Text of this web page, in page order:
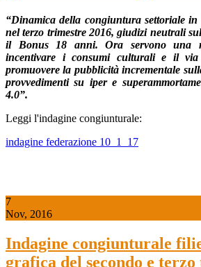
“Dinamica della congiuntura settoriale in
nel terzo trimestre 2016,giudizi neutrali
il Bonus 18 anni. Ora servono una
incentivare i consumi culturali e il via
promuovere la pubblicità incrementale
provvedimenti su iper e
4.0”.
Leggi l'indagine congiunturale:
indagine federazione 10_1_17
7
Nov, 2016
Indagine congiunturale
grafica del secondo e